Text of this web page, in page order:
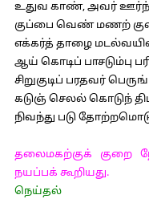
உதுவ காண், அவர்
குப்பை வெண் மணற்
எக்கர்த் தாழை
ஆய் கொடிப் பாசடும்பு
சிறுகுடிப் பரதவர்
கடுஞ் செலல் கொடுந்
நிவந்து படு
தலைமகற்குக் குறை
நயப்பக் கூறியது.
நெய்தல்